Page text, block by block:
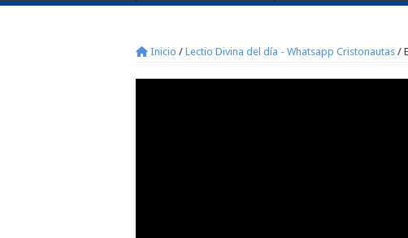
Inicio / Lectio Divina del día - Whatsapp Cristonautas /